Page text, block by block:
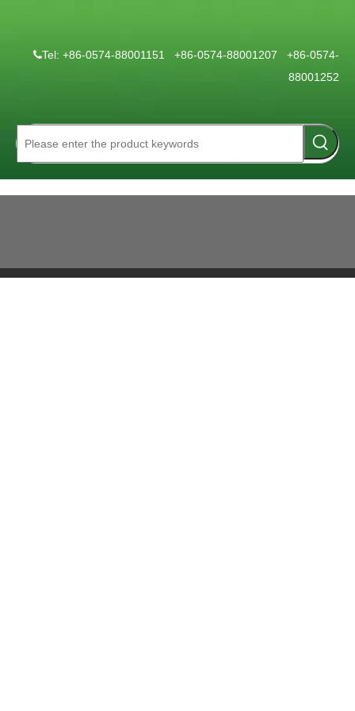
Tel: +86-0574-88001151 +86-0574-88001207 +86-0574-
88001252